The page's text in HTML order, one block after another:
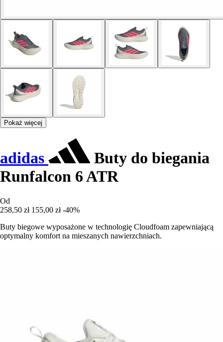
Pokaż więcej
adidas
Buty do biegania
Runfalcon 6 ATR
Od
258,50 zł 155,00 zł -40%
Buty biegowe wyposażone w technologię Cloudfoam zapewniającą
optymalny komfort na mieszanych nawierzchniach.